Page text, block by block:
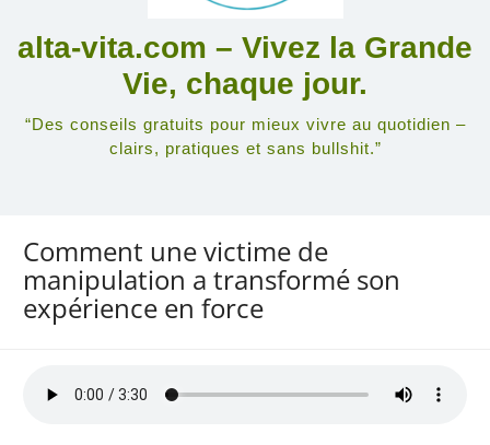
alta-vita.com – Vivez la Grande
Vie, chaque jour.
“Des conseils gratuits pour mieux vivre au quotidien –
clairs, pratiques et sans bullshit.”
Comment une victime de
manipulation a transformé son
expérience en force